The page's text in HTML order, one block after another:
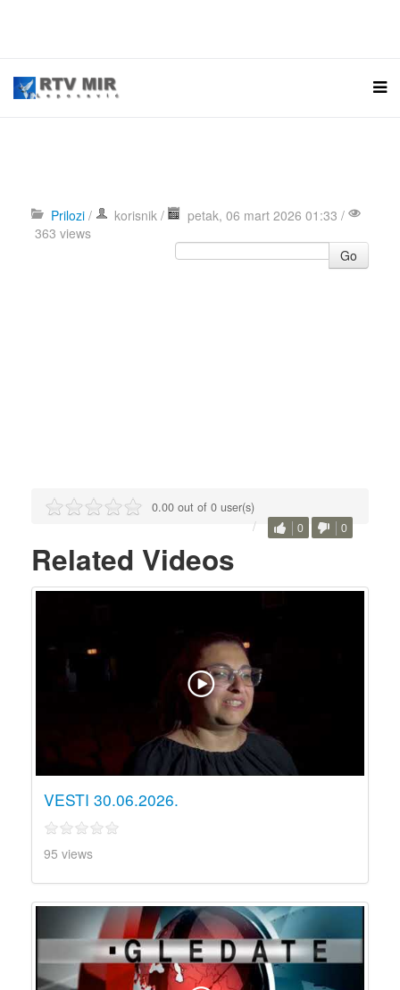
Prilozi/ korisnik /
petak, 06 mart 2026 01:33 /
363 views
Go
0.00 out of 0 user(s)
0 0
Related Videos
VESTI 30.06.2026.
95 views